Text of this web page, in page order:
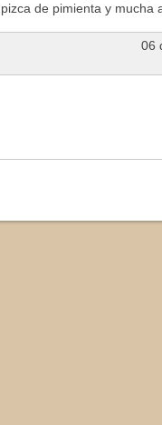
de pimienta y mucha
06